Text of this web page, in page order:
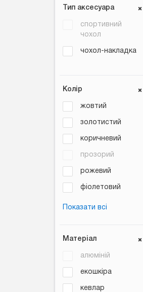
Тип аксесуара
спортивний
чохол
чохол-накладка
Колір
жовтий
золотистий
коричневий
прозорий
рожевий
фіолетовий
Показати всі
Матеріал
алюміній
екошкіра
кевлар